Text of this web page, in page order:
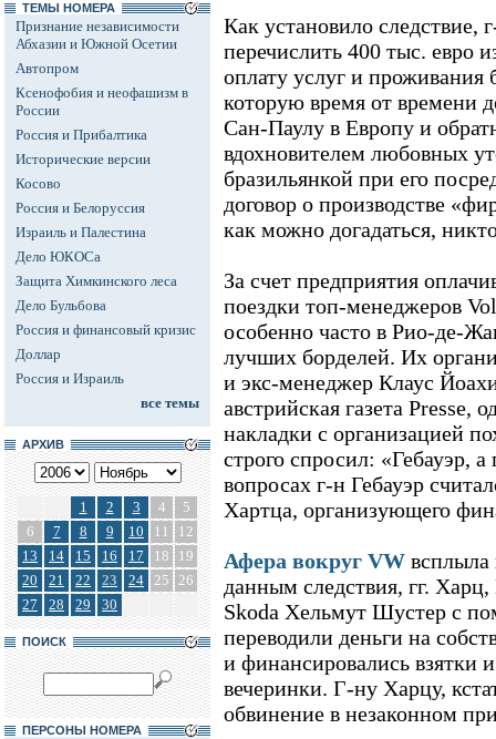
ТЕМЫ НОМЕРА
Признание независимости
Абхазии и Южной Осетии
Автопром
Ксенофобия и неофашизм в
России
Россия и Прибалтика
Исторические версии
Косово
Россия и Белоруссия
Израиль и Палестина
Дело ЮКОСа
Защита Химкинского леса
Дело Бульбова
Россия и финансовый кризис
Доллар
Россия и Израиль
все темы
АРХИВ
1 2 3 4
5
6
7 8 9 10 11
12
13
14 15 16 17 18
19
20
21 22 23 24 25 26
27
28 29 30
ПОИСК
ПЕРСОНЫ НОМЕРА
Как установило следствие,
перечислить 400 тыс. евро
оплату услуг и проживания
которую время от времени
Сан-Паулу в Европу и
вдохновителем любовных
бразильянкой при его
договор о производстве
как можно догадаться,
За счет предприятия
поездки топ-менеджеров
особенно часто в Рио-де-
лучших борделей. Их
и экс-менеджер Клаус
австрийская газета Presse,
накладки с организацией
строго спросил: «Гебауэр,
вопросах г-н Гебауэр
Хартца, организующего
Афера вокруг VW всплыла
данным следствия, гг.
Skoda Хельмут Шустер с
переводили деньги на
и финансировались взятки
вечеринки. Г-ну Харцу,
обвинение в незаконном